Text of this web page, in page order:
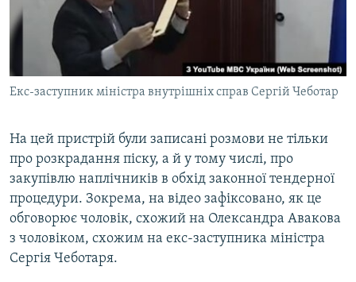
Екс-заступник міністра внутрішніх справ Сергій Чеботар
На цей пристрій були записані розмови не тільки
про розкрадання піску, а й у тому числі, про
закупівлю наплічників в обхід законної тендерної
процедури. Зокрема, на відео зафіксовано, як це
обговорює чоловік, схожий на Олександра Авакова
з чоловіком, схожим на екс-заступника міністра
Сергія Чеботаря.